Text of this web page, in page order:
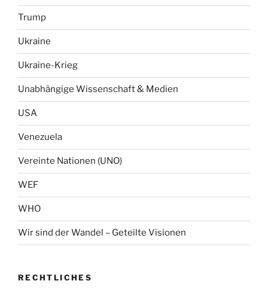
Trump
Ukraine
Ukraine-Krieg
Unabhängige Wissenschaft & Medien
USA
Venezuela
Vereinte Nationen (UNO)
WEF
WHO
Wir sind der Wandel – Geteilte Visionen
RECHTLICHES